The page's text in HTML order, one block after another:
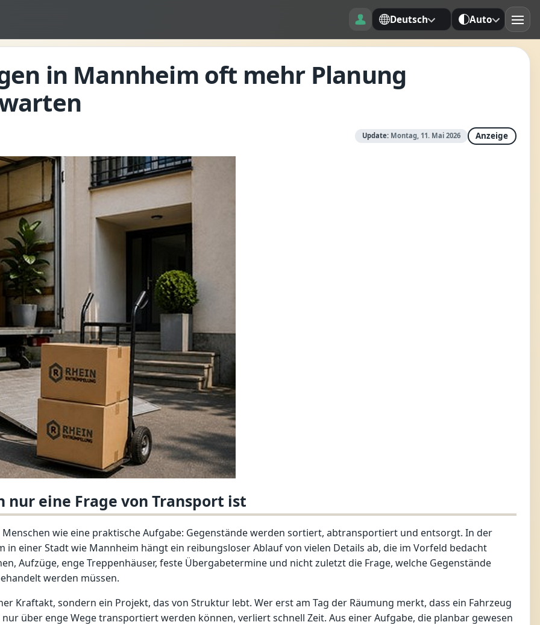
Deutsch Auto
in Mannheim oft mehr Planung
Update:Montag, 11. Mai 2026 Anzeige
eine Frage von Transport ist
wie eine praktische Aufgabe: Gegenstände werden sortiert, abtransportiert und entsorgt. In der
in einer Stadt wie Mannheim hängt ein reibungsloser Ablauf von vielen Details ab, die im Vorfeld bedacht
Aufzüge, enge Treppenhäuser, feste Übergabetermine und nicht zuletzt die Frage, welche Gegenstände
werden müssen.
Kraftakt, sondern ein Projekt, das von Struktur lebt. Wer erst am Tag der Räumung merkt, dass ein Fahrzeug
über enge Wege transportiert werden können, verliert schnell Zeit. Aus einer Aufgabe, die planbar gewesen